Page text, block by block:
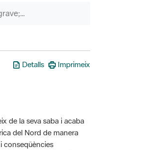
P&agrave;gines &ograve;rfenes
Detalls Imprimeix
de la seva saba i acaba
del Nord de manera
conseqüències